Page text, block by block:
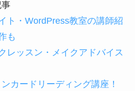
ト・WordPress教室の講師紹
も
レッスン・メイクアドバイス
カードリーディング講座！